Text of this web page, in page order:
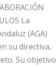
La
(AGA)
su directiva,
Su objetivo